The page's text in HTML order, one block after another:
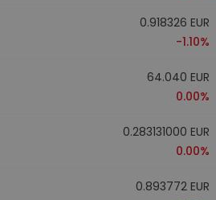
0.918326 EUR
-1.10%
64.040 EUR
0.00%
0.283131000 EUR
0.00%
0.893772 EUR